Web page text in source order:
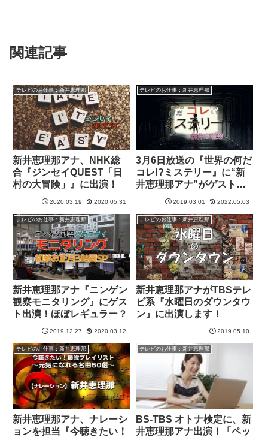
関連記事
テレビのお仕事：新井恵理那
新井恵理那アナ、NHK総
合『ジンセイQUEST「日
村の大冒険」』に出演！
2020.03.19 2020.05.31
テレビのお仕事：新井恵理那
3月6日放送の『世界の何だ
コレ!?ミステリー』に“新
井恵理那アナ”がゲスト出
2019.03.01 2022.05.03
テレビのお仕事：新井恵理那
新井恵理那アナ『ニンゲン
観察モニタリング』にゲス
ト出演！ほぼレギュラー？
2019.12.27 2020.03.12
テレビのお仕事：新井恵理那
新井恵理那アナがTBSテレ
ビ系『水曜日のダウンタウ
ン』に出演します！
2019.05.10
テレビのお仕事：新井恵理那
新井恵理那アナ、ナレーシ
ョンを担当『今聴きたい！
テレビのお仕事：新井恵理那
BS-TBS オトナ検定に、新
井恵理那アナ出演！「ペッ